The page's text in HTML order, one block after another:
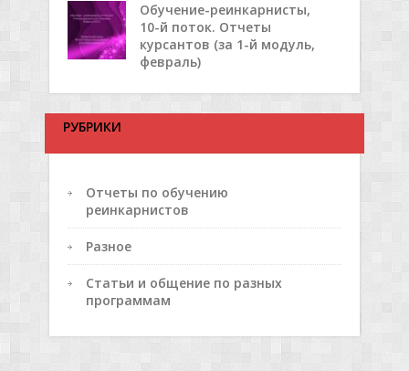
Обучение-реинкарнисты,
10-й поток. Отчеты
курсантов (за 1-й модуль,
февраль)
РУБРИКИ
Отчеты по обучению
реинкарнистов
Разное
Статьи и общение по разных
программам